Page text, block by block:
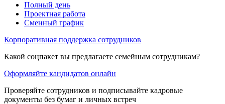
Полный день
Проектная работа
Сменный график
Корпоративная поддержка сотрудников
Какой соцпакет вы предлагаете семейным сотрудникам?
Оформляйте кандидатов онлайн
Проверяйте сотрудников и подписывайте кадровые
документы без бумаг и личных встреч